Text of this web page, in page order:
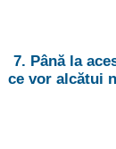
7. Până la
ce vor alcătui